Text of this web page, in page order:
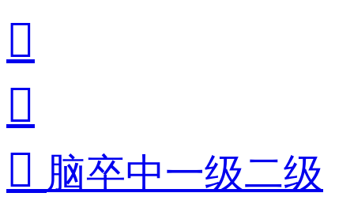


 脑卒中一级二级